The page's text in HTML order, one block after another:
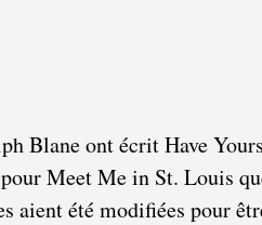
Blane ont écrit Have
Meet Me in St. Louis
aient été modifiées pour